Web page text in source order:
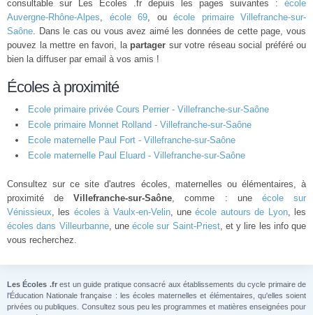
consultable sur Les Ecoles .fr depuis les pages suivantes : école
Auvergne-Rhône-Alpes, école 69, ou école primaire Villefranche-sur-
Saône. Dans le cas ou vous avez aimé les données de cette page, vous
pouvez la mettre en favori, la partager sur votre réseau social préféré ou
bien la diffuser par email à vos amis !
Écoles à proximité
Ecole primaire privée Cours Perrier - Villefranche-sur-Saône
Ecole primaire Monnet Rolland - Villefranche-sur-Saône
Ecole maternelle Paul Fort - Villefranche-sur-Saône
Ecole maternelle Paul Eluard - Villefranche-sur-Saône
Consultez sur ce site d'autres écoles, maternelles ou élémentaires, à
proximité deVillefranche-sur-Saône, comme : une école sur
Vénissieux, les écoles à Vaulx-en-Velin, uneécole autours de Lyon, les
écoles dans Villeurbanne, une école sur Saint-Priest, et y lire les info que
vous recherchez.
Les Écoles .frest un guide pratique consacré aux établissements du cycle primaire de
l'Éducation Nationale française : les écoles maternelles et élémentaires, qu'elles soient
privées ou publiques. Consultez sous peu les programmes et matières enseignées pour